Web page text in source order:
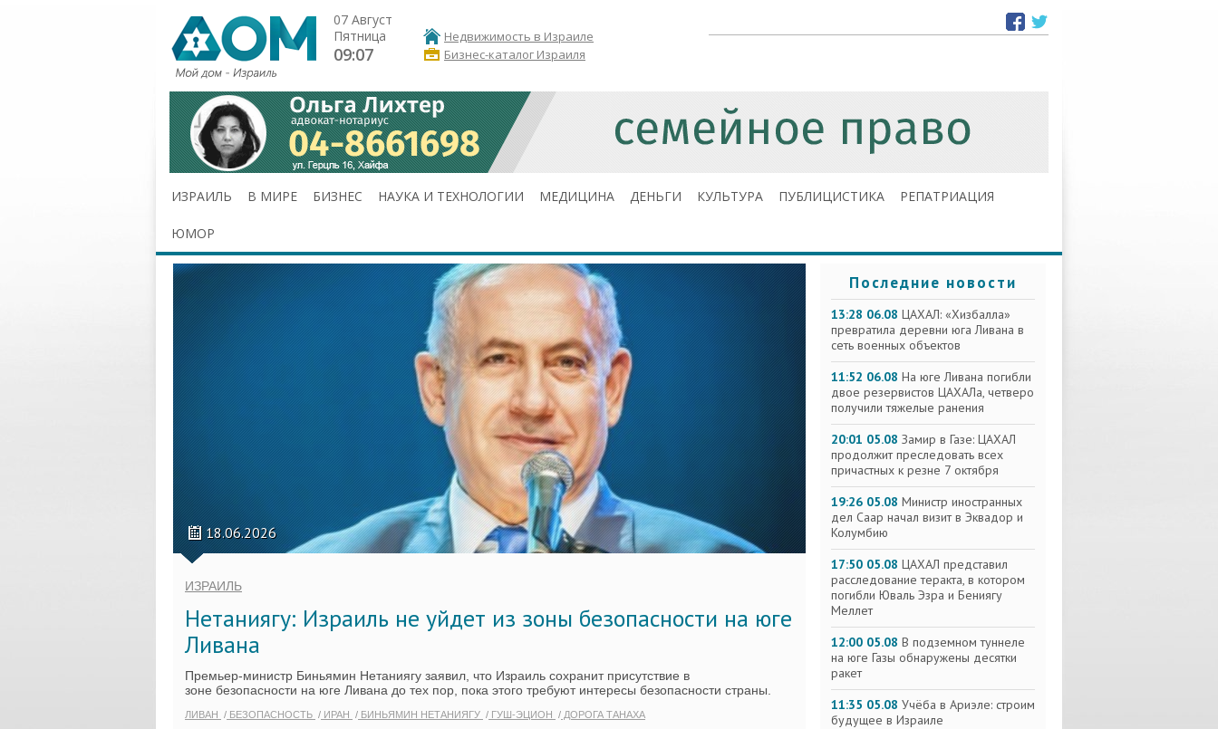
07 Август
Пятница
09:07
Недвижимость в Израиле
Бизнес-каталог Израиля
ИЗРАИЛЬ В МИРЕ БИЗНЕС НАУКА И ТЕХНОЛОГИИ МЕДИЦИНА ДЕНЬГИ КУЛЬТУРА ПУБЛИЦИСТИКА РЕПАТРИАЦИЯ
ЮМОР
18.06.2026
ИЗРАИЛЬ
Нетаниягу: Израиль не уйдет из зоны безопасности на юге
Ливана
Премьер-министр Биньямин Нетаниягу заявил, что Израиль сохранит присутствие в
зоне безопасности на юге Ливана до тех пор, пока этого требуют интересы безопасности страны.
ЛИВАН БЕЗОПАСНОСТЬ ИРАН БИНЬЯМИН НЕТАНИЯГУ ГУШ-ЭЦИОН ДОРОГА ТАНАХА
Последние новости
13:28 06.08 ЦАХАЛ: «Хизбалла»
превратила деревни юга Ливана в
сеть военных объектов
11:52 06.08 На юге Ливана погибли
двое резервистов ЦАХАЛа, четверо
получили тяжелые ранения
20:01 05.08 Замир в Газе: ЦАХАЛ
продолжит преследовать всех
причастных к резне 7 октября
19:26 05.08 Министр иностранных
дел Саар начал визит в Эквадор и
Колумбию
17:50 05.08 ЦАХАЛ представил
расследование теракта, в котором
погибли Юваль Эзра и Бениягу
Меллет
12:00 05.08 В подземном туннеле
на юге Газы обнаружены десятки
ракет
11:35 05.08 Учёба в Ариэле: строим
будущее в Израиле